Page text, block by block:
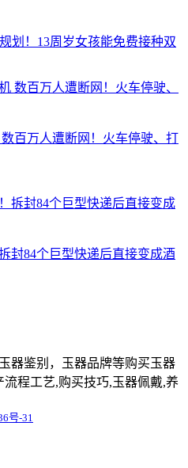
划！13周岁女孩能免费接种双
百万人遭断网！火车停驶、打
封84个巨型快递后直接变成酒
器鉴别，玉器品牌等购买玉器
程工艺,购买技巧,玉器佩戴,养
号-31